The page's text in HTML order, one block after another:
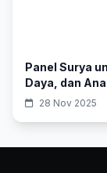
Panel Surya
Daya, dan
28 Nov 2025